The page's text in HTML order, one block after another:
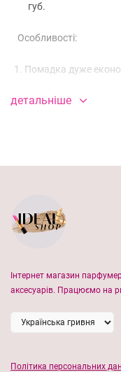
губ.
⠀Особливості:
Помадка дуже
Продукт не сушить
Матова помада
детальніше
Інтернет магазин
аксесуарів. Працюємо на
Політика персональних